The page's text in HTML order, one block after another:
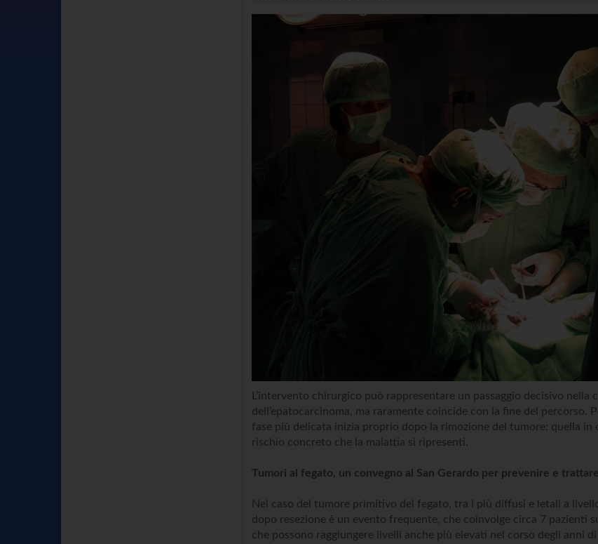
L’intervento chirurgico può rappresentare un passaggio decisivo nella
dell’epatocarcinoma, ma raramente coincide con la fine del percorso.
fase più delicata inizia proprio dopo la rimozione del tumore: quella in
rischio concreto che la malattia si ripresenti.
Tumori al fegato, un convegno al San Gerardo per prevenire e
Nel caso del tumore primitivo del fegato, tra i più diffusi e letali a
dopo resezione è un evento frequente, che coinvolge circa 7 pazienti
che possono raggiungere livelli anche più elevati nel corso degli anni